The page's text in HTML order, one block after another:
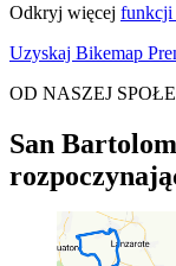
Odkryj więcej funkcji
Uzyskaj Bikemap
OD NASZEJ
San